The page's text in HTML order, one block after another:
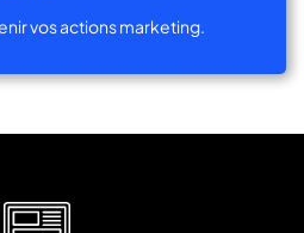
vos actions marketing.